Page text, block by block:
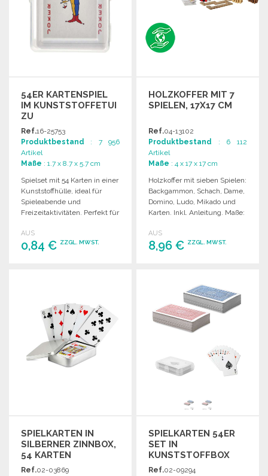
54ER KARTENSPIEL
IM KUNSTSTOFFETUI
ZU
GROSSHANDELSPREISEN
Ref.16-25753
Produktbestand : 7 956
Artikel
Maße : 1.7 x 8.7 x 5.7 cm
Spielset mit 54 Karten in einer
Kunststoffhülle, ideal für
Spieleabende und
Freizeitaktivitäten. Perfekt für
AUS
0,84 € ZZGL. MWST.
HOLZKOFFER MIT 7
SPIELEN, 17X17 CM
Ref.04-13102
Produktbestand : 6 112
Artikel
Maße : 4 x 17 x 17 cm
Holzkoffer mit sieben Spielen:
Backgammon, Schach, Dame,
Domino, Ludo, Mikado und
Karten. Inkl. Anleitung. Maße:
AUS
8,96 € ZZGL. MWST.
Angebot anfordern
SPIELKARTEN IN
SILBERNER ZINNBOX,
54 KARTEN
Ref.02-03869
SPIELKARTEN 54ER
SET IN
KUNSTSTOFFBOX
Ref.02-09294